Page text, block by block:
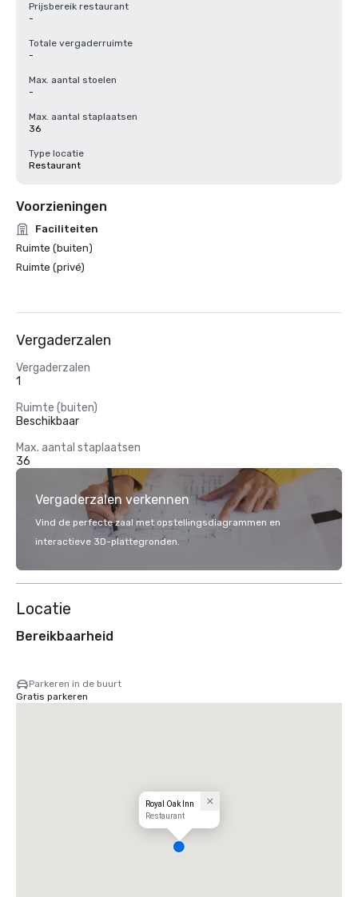
Prijsbereik restaurant
-
Totale vergaderruimte
-
Max. aantal stoelen
-
Max. aantal staplaatsen
36
Type locatie
Restaurant
Voorzieningen
Faciliteiten
Ruimte (buiten)
Ruimte (privé)
Vergaderzalen
Vergaderzalen
1
Ruimte (buiten)
Beschikbaar
Max. aantal staplaatsen
36
Vergaderzalen verkennen
Vind de perfecte zaal met opstellingsdiagrammen en
interactieve 3D-plattegronden.
Locatie
Bereikbaarheid
Parkeren in de buurt
Gratis parkeren
Royal Oak Inn
Restaurant